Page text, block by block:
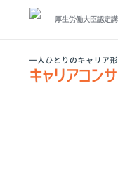
厚生労働大臣認定